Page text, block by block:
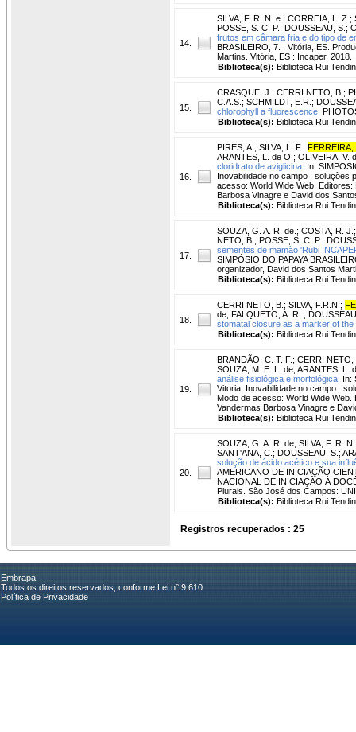
14.
SILVA, F. R. N. e. ; CORREIA, L. Z. ;
POSSE, S. C. P. ; DOUSSEAU, S. ;
frutos em câmara fria e do tipo de
BRASILEIRO, 7. , Vitória, ES.
Martins. Vitória, ES : Incaper, 2018.
Biblioteca(s): Biblioteca Rui
15.
CRASQUE, J. ; CERRI NETO, B. ;
C.A.S. ; SCHMILDT, E.R. ;
chlorophyll a fluorescence.
Biblioteca(s): Biblioteca Rui
16.
PIRES, A. ; SILVA, L. F. ; FERREIRA,
ARANTES, L. de O. ; OLIVEIRA, V.
cloridrato de aviglicina. In:
Inovabilidade no campo : soluções
acesso: World Wide Web.
Barbosa Vinagre e David dos
Biblioteca(s): Biblioteca Rui
17.
SOUZA, G. A. R. de. ; COSTA, R. J.
NETO, B. ; POSSE, S. C. P. ;
sementes de mamão 'Rubi
SIMPÓSIO DO PAPAYA
organizador, David dos Santos
Biblioteca(s): Biblioteca Rui
18.
CERRI NETO, B. ; SILVA, F.R.N. ;
de; FALQUETO, A. R . ;
stomatal closure as a marker of the
Biblioteca(s): Biblioteca Rui
19.
BRANDÃO, C. T. F. ; CERRI NETO,
SOUZA, M. E. L. de; ARANTES, L.
análise fisiológica e morfológica. In:
Vitoria. Inovabilidade no campo :
Modo de acesso: World Wide Web.
Vandermas Barbosa Vinagre e
Biblioteca(s): Biblioteca Rui
20.
SOUZA, G. A. R. de; SILVA, F. R.
SANT'ANA, C. ; DOUSSEAU, S. ;
solução de ácido acético e sua
AMERICANO DE INICIAÇÃO
NACIONAL DE INICIAÇÃO À
Plurais. São José dos Campos:
Biblioteca(s): Biblioteca Rui
Registros recuperados : 25
Embrapa
Todos os direitos reservados, conforme Lei n° 9.610
Política de Privacidade